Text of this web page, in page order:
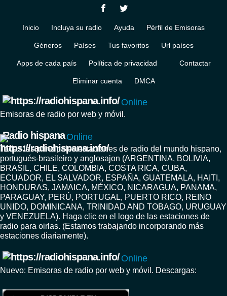
Inicio Incluya su radio Ayuda Pérfil de Emisoras
Géneros Países Tus favoritos Url países
Apps de cada país Política de privacidad Contactar
Eliminar cuenta DMCA
Online
Emisoras de radio por web y móvil.
Radio hispana Online
Todas las principales estaciones de radio del mundo hispano,
portugués-brasileiro y anglosajon (ARGENTINA, BOLIVIA,
BRASIL, CHILE, COLOMBIA, COSTA RICA, CUBA,
ECUADOR, EL SALVADOR, ESPAÑA, GUATEMALA, HAITI,
HONDURAS, JAMAICA, MÉXICO, NICARAGUA, PANAMA,
PARAGUAY, PERÚ, PORTUGAL, PUERTO RICO, REINO
UNIDO, DOMINICANA, TRINIDAD AND TOBAGO, URUGUAY
y VENEZUELA). Haga clic en el logo de las estaciones de
radio para oirlas. (Estamos trabajando incorporando más
estaciones diariamente).
Online
Nuevo: Emisoras de radio por web y móvil. Descargas: